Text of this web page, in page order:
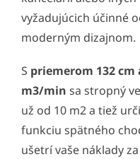
vyžadujúcich účinné
moderným dizajnom.
S priemerom 132 cm
m3/min sa stropný
už od 10 m2 a tiež
funkciu spätného
ušetrí vaše náklady